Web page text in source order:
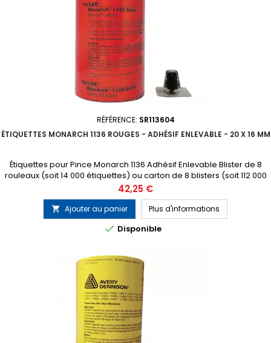
RÉFÉRENCE: SR113604
ÉTIQUETTES MONARCH 1136 ROUGES - ADHÉSIF ENLEVABLE - 20 X 16 MM
Étiquettes pour Pince Monarch 1136 Adhésif Enlevable Blister de 8
rouleaux (soit 14 000 étiquettes) ou carton de 8 blisters (soit 112 000
étiquettes) 1 tampon encreur gratuit inclus dans chaque blister
Prix
42,25 €
 Ajouter au panier Plus d'informations
 Disponible